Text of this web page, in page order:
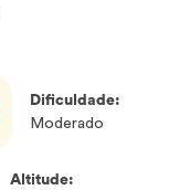
Dificuldade:
Moderado
Altitude: